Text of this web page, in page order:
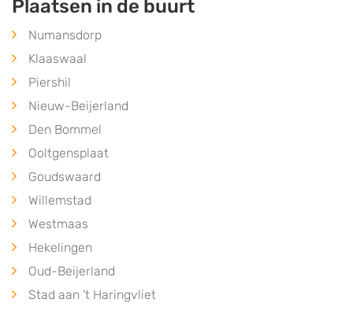
Plaatsen in de buurt
Numansdorp
Klaaswaal
Piershil
Nieuw-Beijerland
Den Bommel
Ooltgensplaat
Goudswaard
Willemstad
Westmaas
Hekelingen
Oud-Beijerland
Stad aan 't Haringvliet